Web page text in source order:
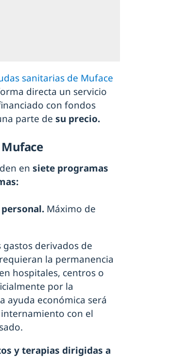
sanitarias de Muface
directa un servicio
con fondos
parte de su precio.
en siete programas
Máximo de
derivados de
la permanencia
hospitales, centros o
por la
ayuda económica será
con el
y terapias dirigidas a